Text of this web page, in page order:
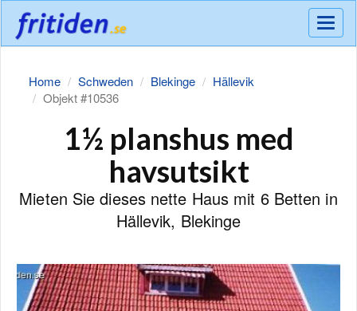
Meny
Home Schweden Blekinge
Hällevik
Objekt #10536
1½ planshus med
havsutsikt
Mieten Sie dieses nette Haus mit 6 Betten in
Hällevik, Blekinge